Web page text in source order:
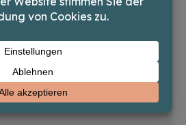
Ihre Nachricht! Ob Fragen,
– wir sind gerne